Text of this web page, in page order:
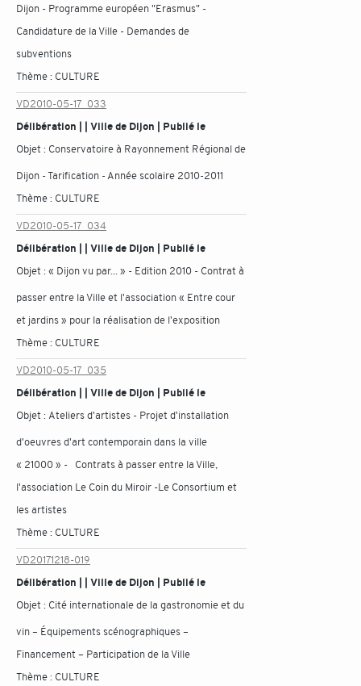
Dijon - Programme européen "Erasmus" -
Candidature de la Ville - Demandes de
subventions
Thème : CULTURE
VD2010-05-17_033
Délibération | | Ville de Dijon | Publié le
Objet : Conservatoire à Rayonnement Régional de
Dijon - Tarification - Année scolaire 2010-2011
Thème : CULTURE
VD2010-05-17_034
Délibération | | Ville de Dijon | Publié le
Objet :« Dijon vu par... » - Edition 2010 - Contrat à
passer entre la Ville et l'association « Entre cour
et jardins » pour la réalisation de l'exposition
Thème : CULTURE
VD2010-05-17_035
Délibération | | Ville de Dijon | Publié le
Objet : Ateliers d'artistes - Projet d'installation
d'oeuvres d'art contemporain dans la ville
« 21000 » - Contrats à passer entre la Ville,
l'association Le Coin du Miroir -Le Consortium et
les artistes
Thème : CULTURE
VD20171218-019
Délibération | | Ville de Dijon | Publié le
Objet : Cité internationale de la gastronomie et du
vin – Équipements scénographiques –
Financement – Participation de la Ville
Thème : CULTURE